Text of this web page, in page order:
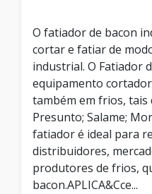
O fatiador de bacon
cortar e fatiar de
industrial. O Fatiador
equipamento
também em frios, tais
Presunto; Salame;
fatiador é ideal para
distribuidores,
produtores de frios,
bacon.APLICA&Cce...